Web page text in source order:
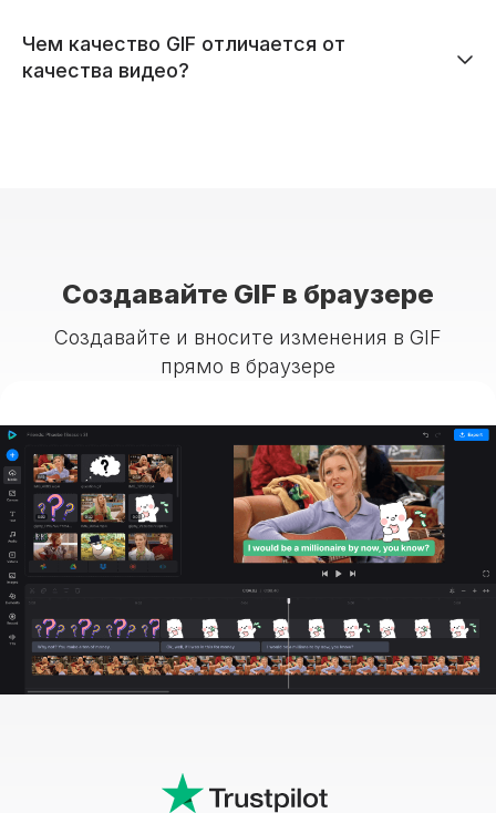
Чем качество GIF отличается от
качества видео?
Создавайте GIF в браузере
Создавайте и вносите изменения в GIF
прямо в браузере